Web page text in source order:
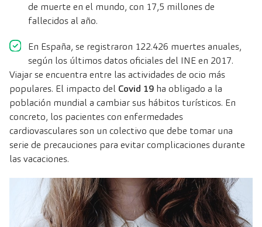
de muerte en el mundo, con 17,5 millones de
fallecidos al año.
En España, se registraron 122.426 muertes anuales,
según los últimos datos oficiales del INE en 2017.
Viajar se encuentra entre las actividades de ocio más
populares. El impacto del Covid 19 ha obligado a la
población mundial a cambiar sus hábitos turísticos. En
concreto, los pacientes con enfermedades
cardiovasculares son un colectivo que debe tomar una
serie de precauciones para evitar complicaciones durante
las vacaciones.